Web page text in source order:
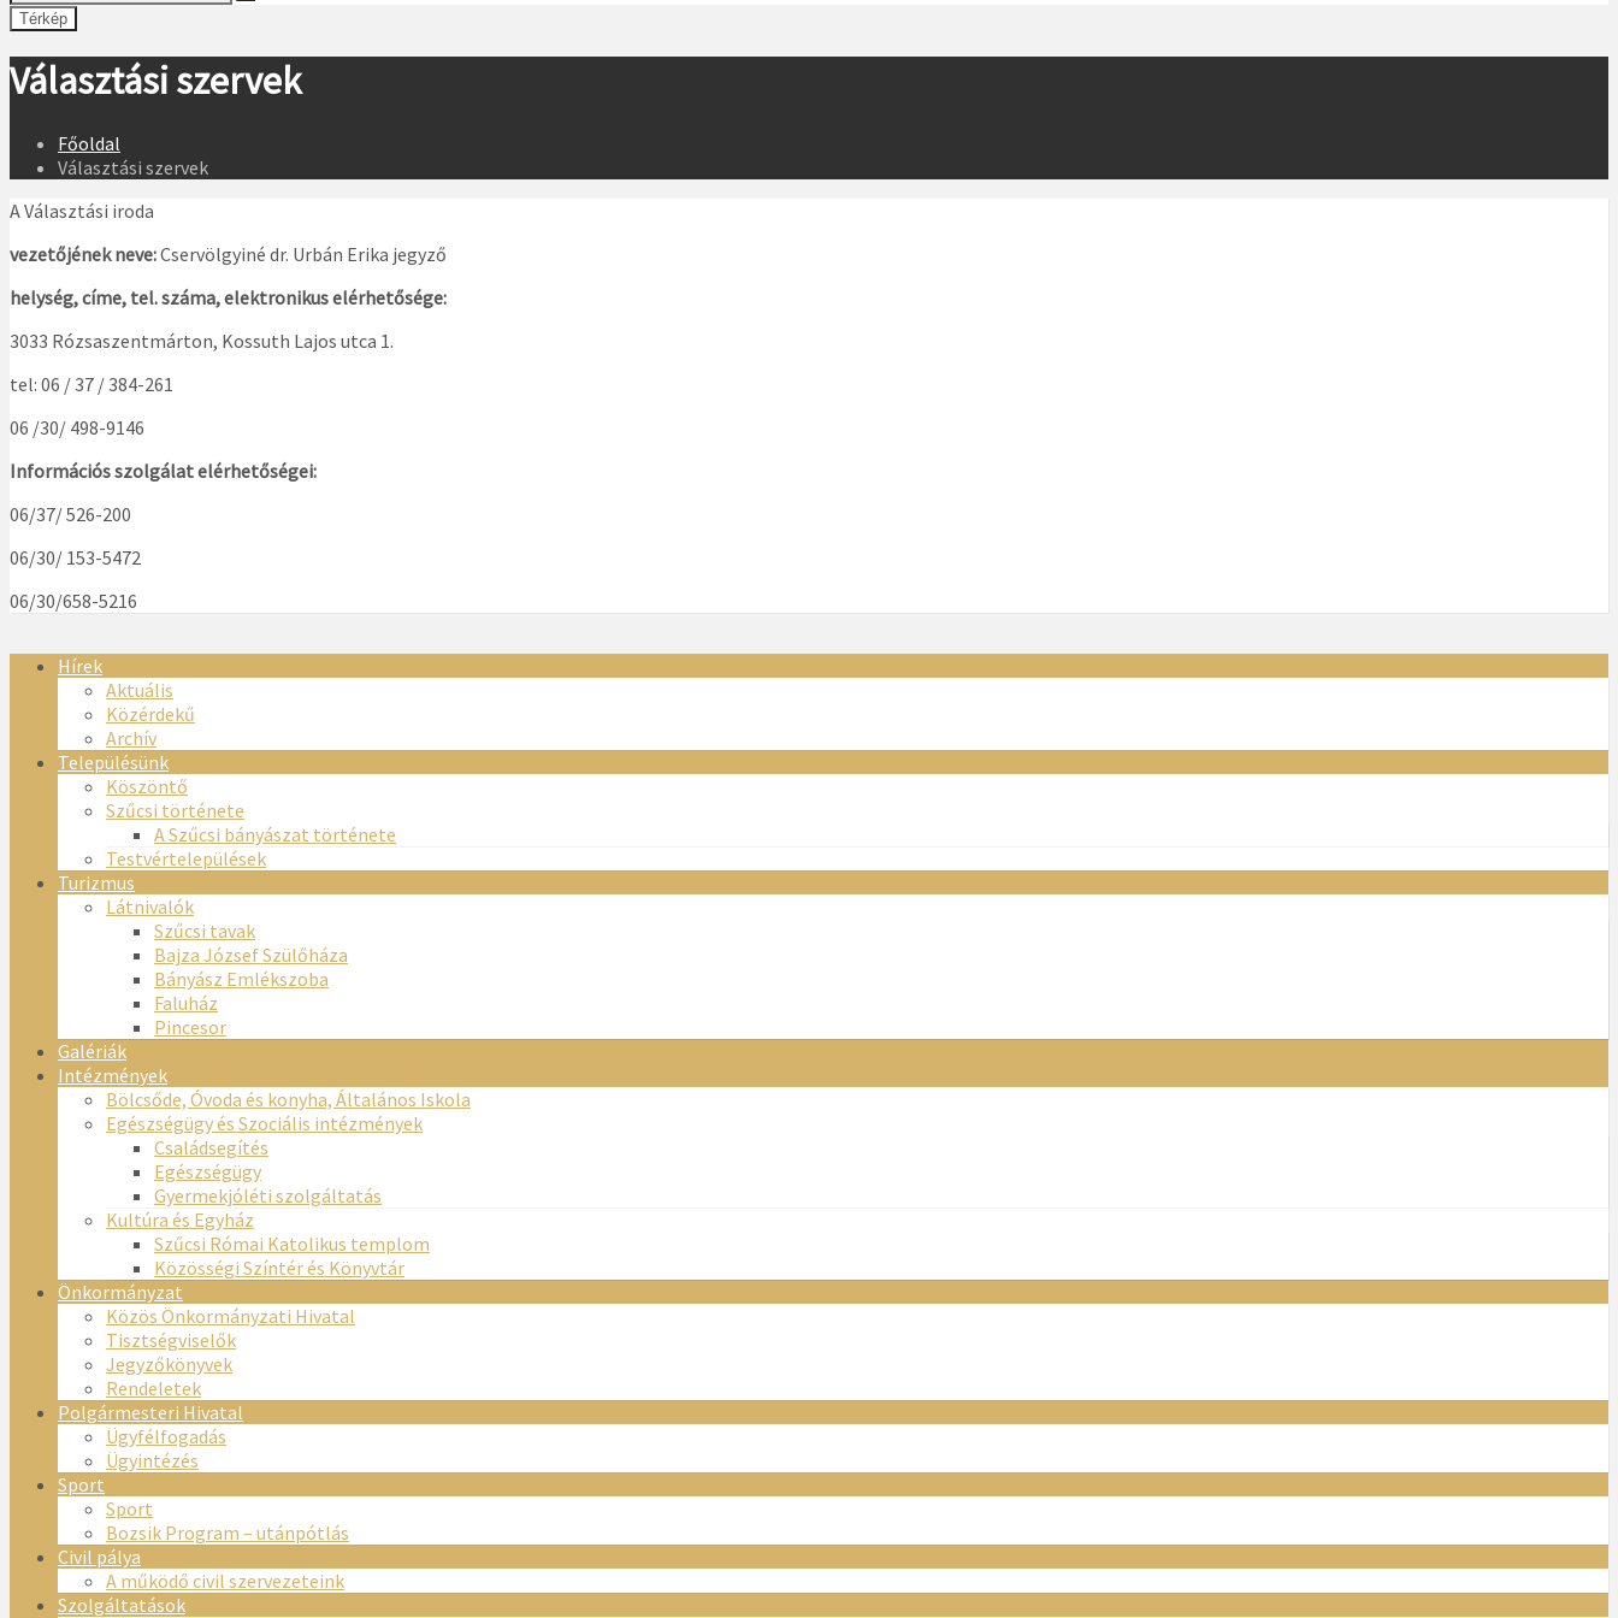
Térkép
Választási szervek
Főoldal
Választási szervek
A Választási iroda
vezetőjének neve:Cservölgyiné dr. Urbán Erika jegyző
helység, címe, tel. száma, elektronikus elérhetősége:
3033 Rózsaszentmárton, Kossuth Lajos utca 1.
tel: 06 / 37 / 384-261
06 /30/ 498-9146
Információs szolgálat elérhetőségei:
06/37/ 526-200
06/30/ 153-5472
06/30/658-5216
Hírek
Aktuális
Közérdekű
Archív
Településünk
Köszöntő
Szűcsi története
A Szűcsi bányászat története
Testvértelepülések
Turizmus
Látnivalók
Szűcsi tavak
Bajza József Szülőháza
Bányász Emlékszoba
Faluház
Pincesor
Galériák
Intézmények
Bölcsőde, Óvoda és konyha, Általános Iskola
Egészségügy és Szociális intézmények
Családsegítés
Egészségügy
Gyermekjóléti szolgáltatás
Kultúra és Egyház
Szűcsi Római Katolikus templom
Közösségi Színtér és Könyvtár
Önkormányzat
Közös Önkormányzati Hivatal
Tisztségviselők
Jegyzőkönyvek
Rendeletek
Polgármesteri Hivatal
Ügyfélfogadás
Ügyintézés
Sport
Sport
Bozsik Program – utánpótlás
Civil pálya
A működő civil szervezeteink
Szolgáltatások